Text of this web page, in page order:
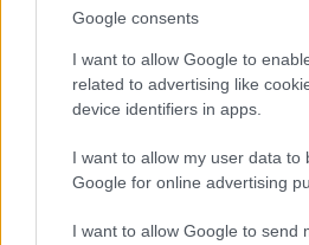
Google consents
I want to allow Google to
related to advertising like
device identifiers in apps.
I want to allow my user data to
Google for online advertising
I want to allow Google to send
(PAXG)
JDB
(JDB)
kpk ETH Prime